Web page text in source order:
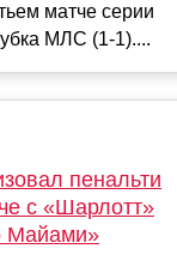
матче серии
МЛС (1-1)....
пенальти
с «Шарлотт»
Майами»